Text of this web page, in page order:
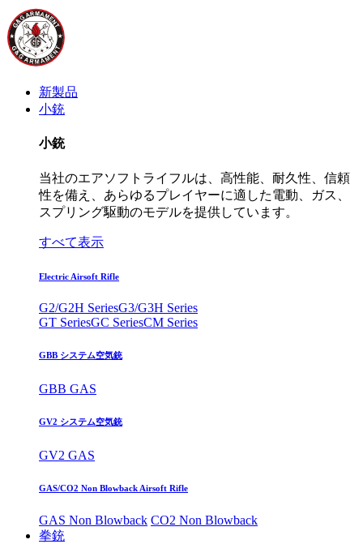
新製品
小銃
小銃
当社のエアソフトライフルは、高性能、耐久性、信頼
性を備え、あらゆるプレイヤーに適した電動、ガス、
スプリング駆動のモデルを提供しています。
すべて表示
Electric Airsoft Rifle
G2/G2H SeriesG3/G3H Series
GT SeriesGC SeriesCM Series
GBB システム空気銃
GBB GAS
GV2 システム空気銃
GV2 GAS
GAS/CO2 Non Blowback Airsoft Rifle
GAS Non Blowback CO2 Non Blowback
拳銃